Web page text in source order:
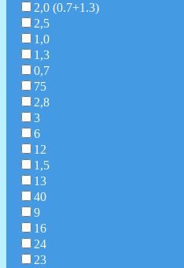
2,0 (0.7+1.3)
2,5
1,0
1,3
0,7
75
2,8
3
6
12
1,5
13
40
9
16
24
23